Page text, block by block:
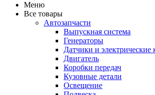
Меню
Все товары
Автозапчасти
Выпускная система
Генераторы
Датчики и электрические
Двигатель
Коробки передач
Кузовные детали
Освещение